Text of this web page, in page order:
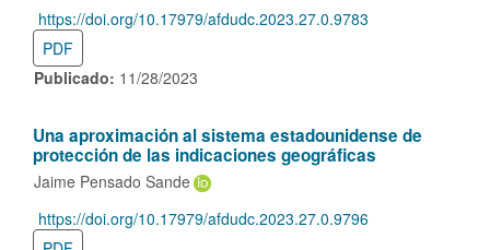
https://doi.org/10.17979/afdudc.2023.27.0.9783
PDF
Publicado: 11/28/2023
Una aproximación al sistema estadounidense de
protección de las indicaciones geográficas
Jaime Pensado Sande
https://doi.org/10.17979/afdudc.2023.27.0.9796